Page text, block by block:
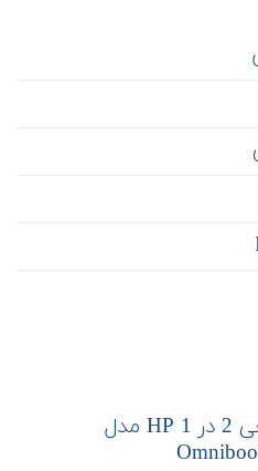
لپ تاپ 16 اینچی 2 در 1 HP مدل